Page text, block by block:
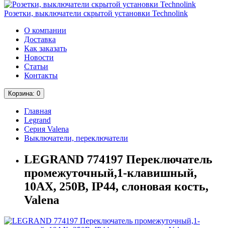
Розетки, выключатели скрытой установки Technolink
О компании
Доставка
Как заказать
Новости
Статьи
Контакты
Корзина: 0
Главная
Legrand
Серия Valena
Выключатели, переключатели
LEGRAND 774197 Переключатель
промежуточный,1-клавишный,
10АХ, 250В, IP44, слоновая кость,
Valena